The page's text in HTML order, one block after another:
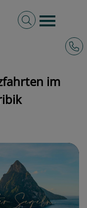
Burger
Volltextsuche
im